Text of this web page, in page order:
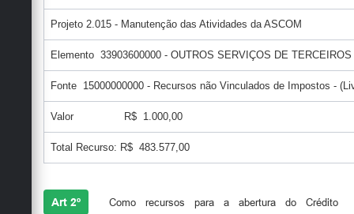
Projeto 2.015 - Manutenção das Atividades da ASCOM
Elemento 33903600000 - OUTROS SERVIÇOS DE
Fonte 15000000000 - Recursos não Vinculados de Impostos -
Valor R$ 1.000,00
Total Recurso: R$ 483.577,00
Art 2º Como recursos para a abertura do Crédito